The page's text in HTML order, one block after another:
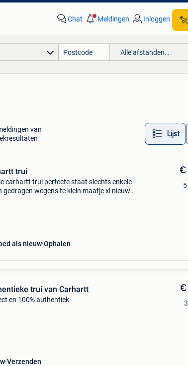
Chat Meldingen Inloggen
Alle afstanden…
van
Lijst
trui
carhartt trui perfecte staat slechts enkele
gedragen wegens te klein maatje xl nieuw
als nieuw Ophalen
€
trui van Carhartt
en 100% authentiek
Verzenden
€